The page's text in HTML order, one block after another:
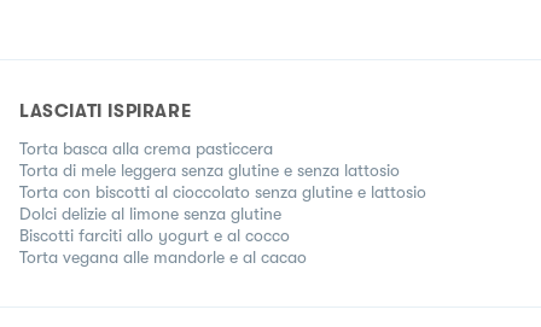
LASCIATI ISPIRARE
Torta basca alla crema pasticcera
Torta di mele leggera senza glutine e senza lattosio
Torta con biscotti al cioccolato senza glutine e lattosio
Dolci delizie al limone senza glutine
Biscotti farciti allo yogurt e al cocco
Torta vegana alle mandorle e al cacao